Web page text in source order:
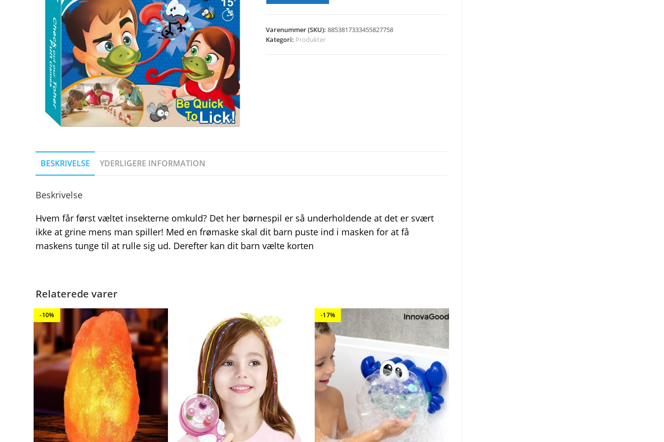
Varenummer (SKU):8853817333455827758
Kategori: Produkter
BESKRIVELSE YDERLIGERE INFORMATION
Beskrivelse
Hvem får først væltet insekterne omkuld? Det her børnespil er så underholdende at det er svært
ikke at grine mens man spiller! Med en frømaske skal dit barn puste ind i masken for at få
maskens tunge til at rulle sig ud. Derefter kan dit barn vælte korten
Relaterede varer
-10% -17%